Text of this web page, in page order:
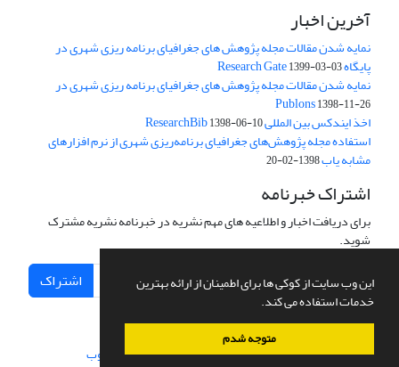
این وب سایت از کوکی ها برای اطمینان از ارائه بهترین
خدمات استفاده می کند.
متوجه شدم
آخرین اخبار
نمایه شدن مقالات مجله پژوهش های جغرافیای برنامه ریزی شهری در
پایگاه Research Gate1399-03-03
نمایه شدن مقالات مجله پژوهش های جغرافیای برنامه ریزی شهری در
Publons1398-11-26
اخذ ایندکس بین المللی ResearchBib1398-06-10
استفاده مجله پژوهش‌های جغرافیای برنامه‌ریزی شهری از نرم افزارهای
مشابه یاب1398-02-20
اشتراک خبرنامه
برای دریافت اخبار و اطلاعیه های مهم نشریه در خبرنامه نشریه مشترک
شوید.
اشتراک
سامانه مدیریت نشریات علمی.طراحی و پیاده سازی از سیناوب